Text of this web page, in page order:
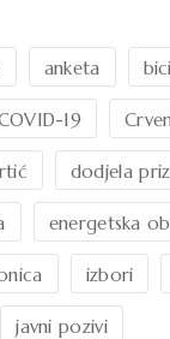
anketa
19
dodjela
energetska
izbori
javni pozivi